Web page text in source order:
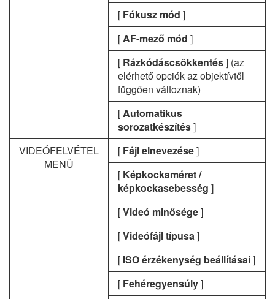
[ Fókusz mód ]
[AF-mező mód ]
[ Rázkódáscsökkentés] (az
elérhető opciók az objektívtől
függően változnak)
[Automatikus
sorozatkészítés]
VIDEÓFELVÉTEL
MENÜ
[ Fájl elnevezése]
[ Képkockaméret /
képkockasebesség ]
[Videó minősége]
[Videófájl típusa]
[ ISO érzékenység beállításai]
[ Fehéregyensúly]